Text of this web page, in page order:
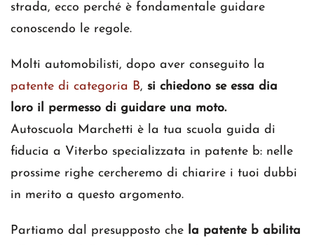
strada, ecco perché è fondamentale guidare
conoscendo le regole.
Molti automobilisti, dopo aver conseguito la
patente di categoria B, si chiedono se essa dia
loro il permesso di guidare una moto.
Autoscuola Marchetti è la tua scuola guida di
fiducia a Viterbo specializzata in patente b: nelle
prossime righe cercheremo di chiarire i tuoi dubbi
in merito a questo argomento.
Partiamo dal presupposto che la patente b abilita